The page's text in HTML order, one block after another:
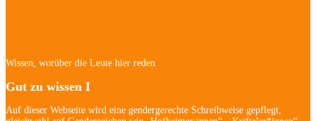
Wissen, worüber die Leute hier reden
Gut zu wissen I
Auf dieser Webseite wird eine gendergerechte Schreibweise gepflegt,